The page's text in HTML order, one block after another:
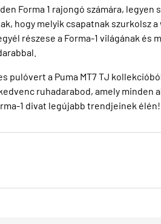
Forma 1 rajongó számára, legyen
hogy melyik csapatnak szurkolsz
részese a Forma-1 világának és
pulóvert a Puma MT7 TJ
ruhadarabod, amely minden
1 divat legújabb trendjeinek élén!